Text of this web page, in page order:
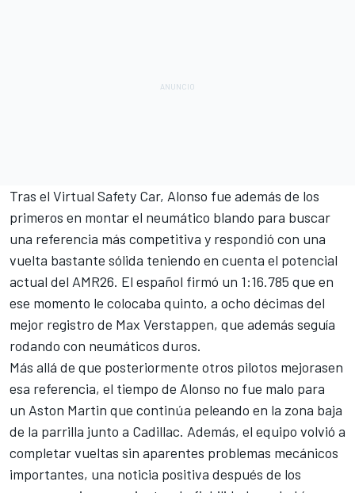
Tras el Virtual Safety Car, Alonso fue además de los
primeros en montar el neumático blando para buscar
una referencia más competitiva y respondió con una
vuelta bastante sólida teniendo en cuenta el potencial
actual del AMR26. El español firmó un 1:16.785 que en
ese momento le colocaba quinto, a ocho décimas del
mejor registro de Max Verstappen, que además seguía
rodando con neumáticos duros.
Más allá de que posteriormente otros pilotos mejorasen
esa referencia, el tiempo de Alonso no fue malo para
un Aston Martin que continúa peleando en la zona baja
de la parrilla junto a Cadillac. Además, el equipo volvió a
completar vueltas sin aparentes problemas mecánicos
importantes, una noticia positiva después de los